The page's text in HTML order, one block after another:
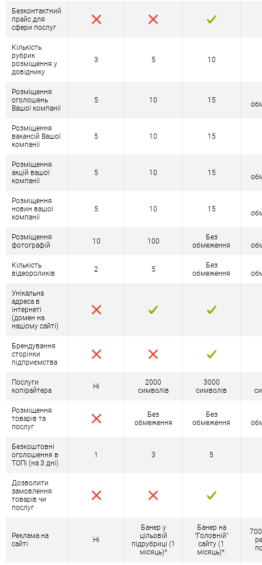
Безконтактний
прайс для
сфери послуг
Кількість
рубрик
розміщення у
довіднику
3 5 10
Розміщення
оголошень
Вашої компанії
5 10 15
Розміщення
вакансій Вашої
компанії
5 10 15
Розміщення
акцій вашої
компанії
5 10 15
Розміщення
новин вашої
компанії
5 10 15
Розміщення
фотографій
10 100
Без
обмеження
Кількість
відеороликів
2 5
Без
обмеження
Унікальна
адреса в
інтернеті
(домен на
нашому сайті)
Брендування
сторінки
підприємства
Послуги
копірайтера
Ні
2000
символів
3000
символів
Розміщення
товарів та
послуг
Без
обмеження
Без
обмеження
Безкоштовні
оголошення в
ТОПі (на 3 дні)
1 3 5
Дозволити
замовлення
товарів чи
послуг
Реклама на
сайті
Ні
Банер у
цільовій
підрубриці (1
місяць)*
Банер на
"Головній"
сайту (1
місяць)*.